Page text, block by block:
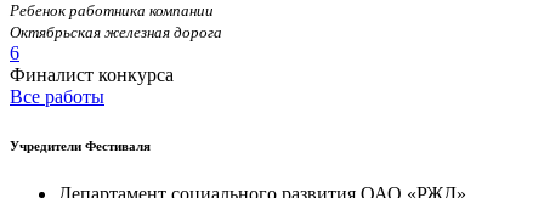
Ребенок работника компании
Октябрьская железная дорога
6
Финалист конкурса
Все работы
Учредители Фестиваля